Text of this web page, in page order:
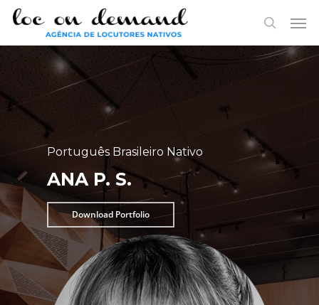
Skip
main
search
Português Brasileiro Nativo
ANA P. S.
Download Portfolio